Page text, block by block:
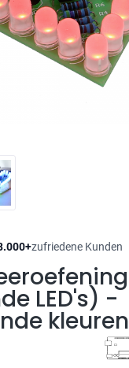
zufriedene Kunden
LED's) -
kleuren